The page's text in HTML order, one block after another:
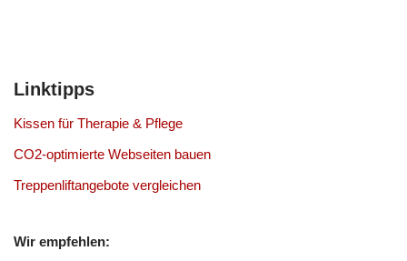
Linktipps
Kissen für Therapie & Pflege
CO2-optimierte Webseiten bauen
Treppenliftangebote vergleichen
Wir empfehlen: